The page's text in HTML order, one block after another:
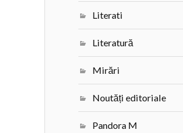
Literati
Literatură
Mirări
Noutăți editoriale
Pandora M